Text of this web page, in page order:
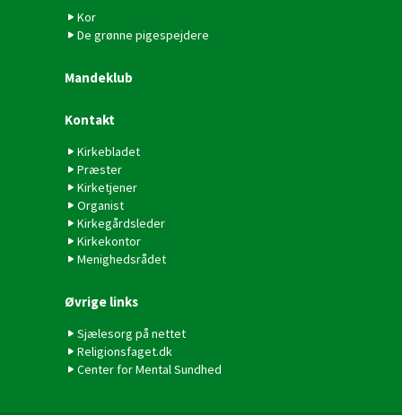
Kor
De grønne pigespejdere
Mandeklub
Kontakt
Kirkebladet
Præster
Kirketjener
Organist
Kirkegårdsleder
Kirkekontor
Menighedsrådet
Øvrige links
Sjælesorg på nettet
Religionsfaget.dk
Center for Mental Sundhed